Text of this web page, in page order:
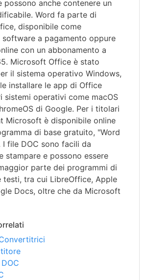
possono anche contenere un
Word fa parte di
disponibile come
a pagamento oppure
con un abbonamento a
Microsoft Office è stato
il sistema operativo Windows,
installare le app di Office
sistemi operativi come macOS
di Google. Per i titolari
Microsoft è disponibile online
di base gratuito, "Word
file DOC sono facili da
stampare e possono essere
parte dei programmi di
testi, tra cui LibreOffice, Apple
Docs, oltre che da Microsoft